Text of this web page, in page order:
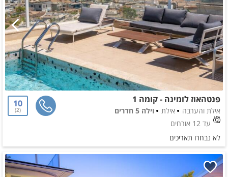
פנטהאוז לומינה - קומה 1
אילת והערבה אילת
וילה 5 חדרים
עד 12 אורחים
10
2
לא נבחרו תאריכים